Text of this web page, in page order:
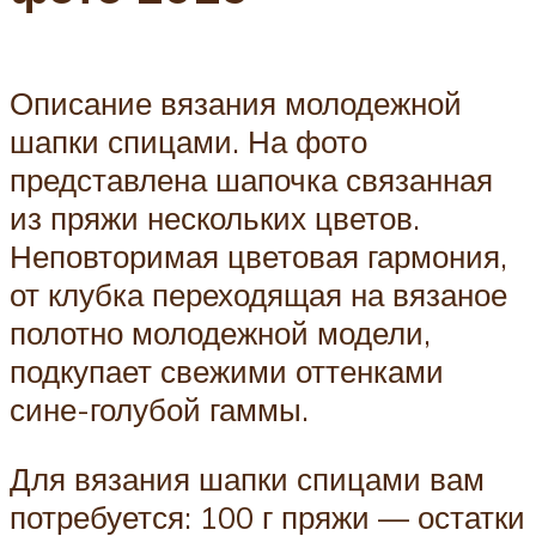
Описание вязания молодежной
шапки спицами. На фото
представлена шапочка связанная
из пряжи нескольких цветов.
Неповторимая цветовая гармония,
от клубка переходящая на вязаное
полотно молодежной модели,
подкупает свежими оттенками
сине-голубой гаммы.
Для вязания шапки спицами вам
потребуется: 100 г пряжи — остатки